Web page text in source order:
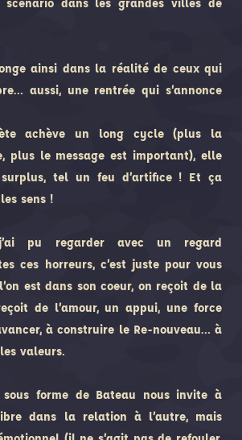
ainsi dans la réalité de ceux qui
aussi, une rentrée qui s’annonce
achève un long cycle (plus la
plus le message est important), elle
tel un feu d’artifice ! Et ça
sens !
pu regarder avec un regard
ces horreurs, c’est juste pour vous
est dans son coeur, on reçoit de la
de l’amour, un appui, une force
à construire le Re-nouveau… à
valeurs.
sous forme de Bateau nous invite à
dans la relation à l’autre, mais